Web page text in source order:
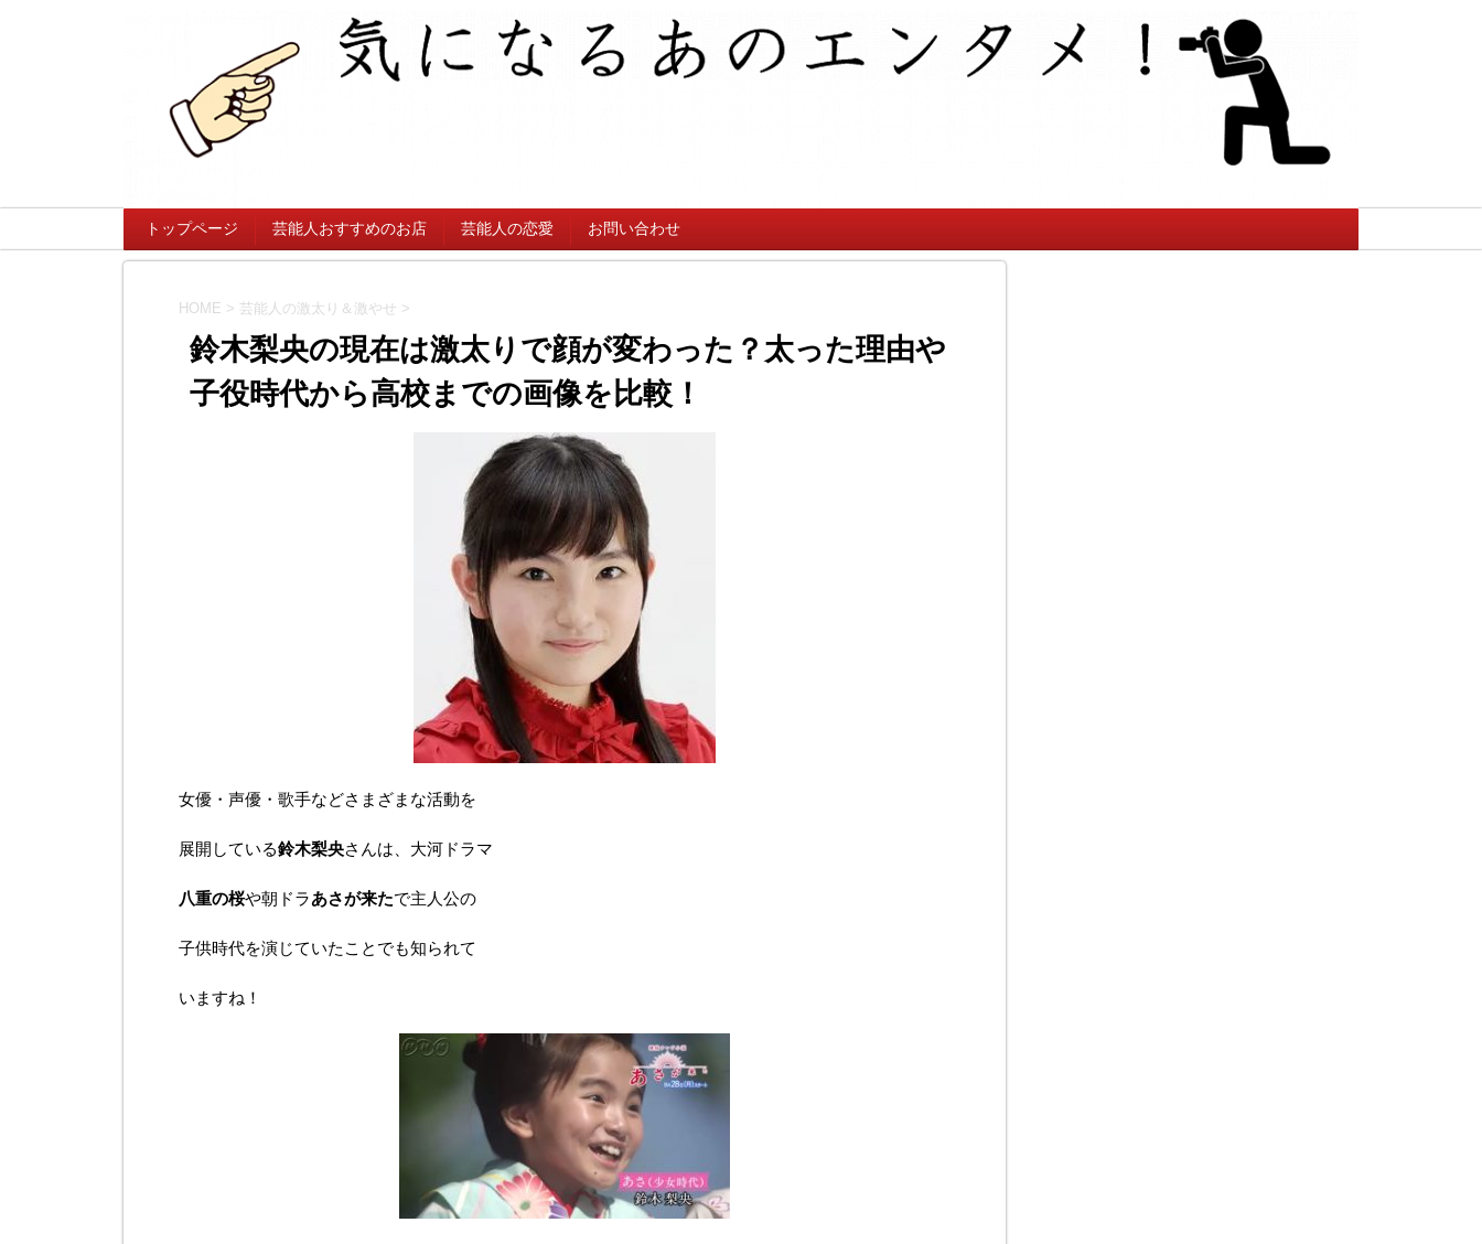
トップページ 芸能人おすすめのお店 芸能人の恋愛 お問い合わせ
HOME > 芸能人の激太り＆激やせ >
鈴木梨央の現在は激太りで顔が変わった？太った理由や
子役時代から高校までの画像を比較！
女優・声優・歌手などさまざまな活動を
展開している鈴木梨央さんは、大河ドラマ
八重の桜や朝ドラあさが来たで主人公の
子供時代を演じていたことでも知られて
いますね！